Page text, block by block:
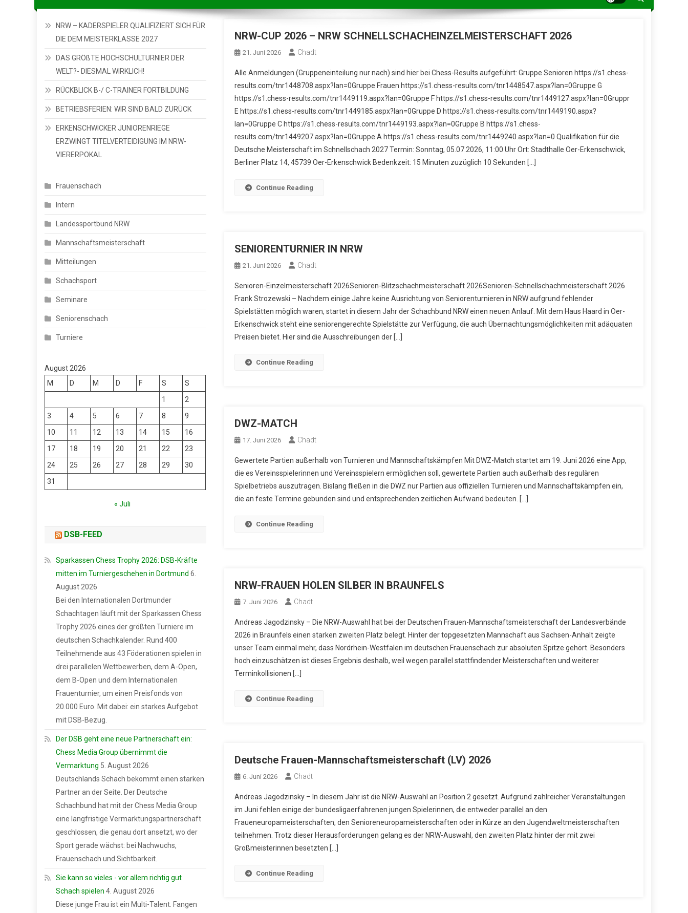
NRW-CUP 2026 – NRW SCHNELLSCHACHEINZELMEISTERSCHAFT 2026
21. Juni 2026 Chadt
Alle Anmeldungen (Gruppeneinteilung nur nach) sind hier bei Chess-Results aufgeführt: Gruppe Senioren https://s1.chess-
results.com/tnr1448708.aspx?lan=0Gruppe Frauen https://s1.chess-results.com/tnr1448547.aspx?lan=0Gruppe G
https://s1.chess-results.com/tnr1449119.aspx?lan=0Gruppe F https://s1.chess-results.com/tnr1449127.aspx?lan=0Gruppr
E https://s1.chess-results.com/tnr1449185.aspx?lan=0Gruppe D https://s1.chess-results.com/tnr1449190.aspx?
lan=0Gruppe C https://s1.chess-results.com/tnr1449193.aspx?lan=0Gruppe B https://s1.chess-
results.com/tnr1449207.aspx?lan=0Gruppe A https://s1.chess-results.com/tnr1449240.aspx?lan=0 Qualifikation für die
Deutsche Meisterschaft im Schnellschach 2027 Termin: Sonntag, 05.07.2026, 11:00 Uhr Ort: Stadthalle Oer-Erkenschwick,
Berliner Platz 14, 45739 Oer-Erkenschwick Bedenkzeit: 15 Minuten zuzüglich 10 Sekunden […]
Continue Reading
SENIORENTURNIER IN NRW
21. Juni 2026 Chadt
Senioren-Einzelmeisterschaft 2026Senioren-Blitzschachmeisterschaft 2026Senioren-Schnellschachmeisterschaft 2026
Frank Strozewski – Nachdem einige Jahre keine Ausrichtung von Seniorenturnieren in NRW aufgrund fehlender
Spielstätten möglich waren, startet in diesem Jahr der Schachbund NRW einen neuen Anlauf. Mit dem Haus Haard in Oer-
Erkenschwick steht eine seniorengerechte Spielstätte zur Verfügung, die auch Übernachtungsmöglichkeiten mit adäquaten
Preisen bietet. Hier sind die Ausschreibungen der […]
Continue Reading
DWZ-MATCH
17. Juni 2026 Chadt
Gewertete Partien außerhalb von Turnieren und Mannschaftskämpfen Mit DWZ-Match startet am 19. Juni 2026 eine App,
die es Vereinsspielerinnen und Vereinsspielern ermöglichen soll, gewertete Partien auch außerhalb des regulären
Spielbetriebs auszutragen. Bislang fließen in die DWZ nur Partien aus offiziellen Turnieren und Mannschaftskämpfen ein,
die an feste Termine gebunden sind und entsprechenden zeitlichen Aufwand bedeuten. […]
Continue Reading
NRW-FRAUEN HOLEN SILBER IN BRAUNFELS
7. Juni 2026 Chadt
Andreas Jagodzinsky – Die NRW-Auswahl hat bei der Deutschen Frauen-Mannschaftsmeisterschaft der Landesverbände
2026 in Braunfels einen starken zweiten Platz belegt. Hinter der topgesetzten Mannschaft aus Sachsen-Anhalt zeigte
unser Team einmal mehr, dass Nordrhein-Westfalen im deutschen Frauenschach zur absoluten Spitze gehört. Besonders
hoch einzuschätzen ist dieses Ergebnis deshalb, weil wegen parallel stattfindender Meisterschaften und weiterer
Terminkollisionen […]
Continue Reading
Deutsche Frauen-Mannschaftsmeisterschaft (LV) 2026
6. Juni 2026 Chadt
Andreas Jagodzinsky – In diesem Jahr ist die NRW-Auswahl an Position 2 gesetzt. Aufgrund zahlreicher Veranstaltungen
im Juni fehlen einige der bundesligaerfahrenen jungen Spielerinnen, die entweder parallel an den
Fraueneuropameisterschaften, den Senioreneuropameisterschaften oder in Kürze an den Jugendweltmeisterschaften
teilnehmen. Trotz dieser Herausforderungen gelang es der NRW-Auswahl, den zweiten Platz hinter der mit zwei
Großmeisterinnen besetzten […]
Continue Reading
NRW – KADERSPIELER QUALIFIZIERT SICH FÜR
DIE DEM MEISTERKLASSE 2027
DAS GRÖßTE HOCHSCHULTURNIER DER
WELT?- DIESMAL WIRKLICH!
RÜCKBLICK B-/ C-TRAINER FORTBILDUNG
BETRIEBSFERIEN: WIR SIND BALD ZURÜCK
ERKENSCHWICKER JUNIORENRIEGE
ERZWINGT TITELVERTEIDIGUNG IM NRW-
VIERERPOKAL
Frauenschach
Intern
Landessportbund NRW
Mannschaftsmeisterschaft
Mitteilungen
Schachsport
Seminare
Seniorenschach
Turniere
August 2026
M
D M D F S
S
1
2
3
4 5 6 7 8
9
10
11 12 13 14 15
16
17
18 19 20 21 22
23
24
25 26 27 28 29
30
31
« Juli
DSB-FEED
Sparkassen Chess Trophy 2026: DSB-Kräfte
mitten im Turniergeschehen in Dortmund 6.
August 2026
Bei den Internationalen Dortmunder
Schachtagen läuft mit der Sparkassen Chess
Trophy 2026 eines der größten Turniere im
deutschen Schachkalender. Rund 400
Teilnehmende aus 43 Föderationen spielen in
drei parallelen Wettbewerben, dem A-Open,
dem B-Open und dem Internationalen
Frauenturnier, um einen Preisfonds von
20.000 Euro. Mit dabei: ein starkes Aufgebot
mit DSB-Bezug.
Der DSB geht eine neue Partnerschaft ein:
Chess Media Group übernimmt die
Vermarktung 5. August 2026
Deutschlands Schach bekommt einen starken
Partner an der Seite. Der Deutsche
Schachbund hat mit der Chess Media Group
eine langfristige Vermarktungspartnerschaft
geschlossen, die genau dort ansetzt, wo der
Sport gerade wächst: bei Nachwuchs,
Frauenschach und Sichtbarkeit.
Sie kann so vieles - vor allem richtig gut
Schach spielen 4. August 2026
Diese junge Frau ist ein Multi-Talent. Fangen